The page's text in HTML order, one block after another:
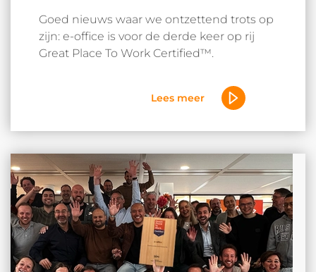
Goed nieuws waar we ontzettend trots op
zijn: e-office is voor de derde keer op rij
Great Place To Work Certified™.
Lees meer